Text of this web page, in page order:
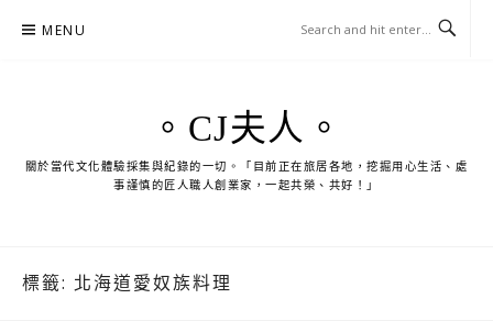
MENU
。CJ夫人。
關於當代文化體驗採集與紀錄的一切。「目前正在旅居各地，挖掘用心生活、處
事謹慎的匠人職人創業家，一起共榮、共好！」
標籤: 北海道愛奴族料理